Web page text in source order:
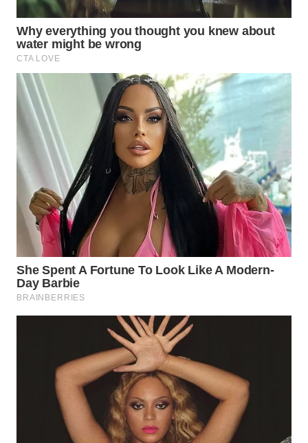
CIANJUR
WN
KEPULAUAN
SERIBU
WN
TANGERANG
WN
BINJAI
WN
CIREBON
WN
KUNINGAN
WN
MAJALENGKA